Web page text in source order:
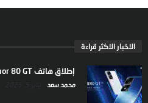
الاخبار الاكثر قراءة
إطلاق هاتف Honor 80 GT وجهاز لوحي جديد
محمد سعد